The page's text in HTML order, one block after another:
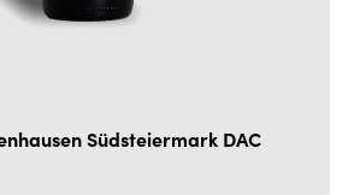
Südsteiermark DAC